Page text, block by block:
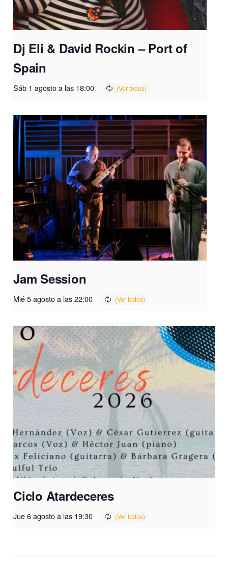
Dj Eli & David Rockin – Port of
Spain
Sáb 1 agosto a las 18:00
Jam Session
Mié 5 agosto a las 22:00
Ciclo Atardeceres
Jue 6 agosto a las 19:30